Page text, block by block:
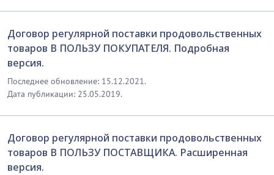
[Скрытый текст. Полная версия доступна после
9. СРОК ДЕЙСТВИЯ ДОГОВОРА
9.1. Настоящий договор вступает в силу с даты его
подписания Сторонами (их уполномоченными
года включительно, а в части исполнения
финансовых обязательств, - до их полного
исполнения Сторонами.
Договор регулярной поставки продовольственных
товаров В ПОЛЬЗУ ПОКУПАТЕЛЯ. Подробная
версия.
Последнее обновление: 15.12.2021.
Дата публикации: 25.05.2019.
Договор регулярной поставки продовольственных
товаров В ПОЛЬЗУ ПОСТАВЩИКА. Расширенная
версия.